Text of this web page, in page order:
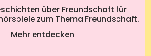
über Freundschaft für
zum Thema Freundschaft.
Mehr entdecken